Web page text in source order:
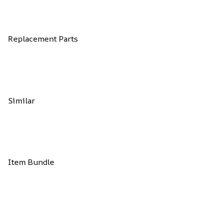
Replacement Parts
Similar
Item Bundle